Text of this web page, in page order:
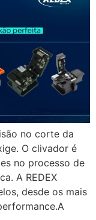
no corte da
O clivador é
no processo de
A REDEX
desde os mais